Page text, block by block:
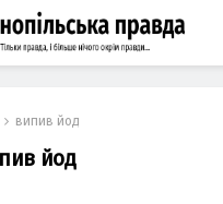
випив йод
йод